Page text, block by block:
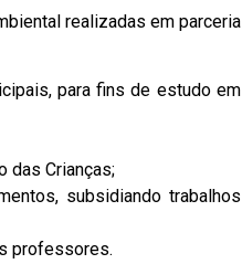
realizadas em parceria
para fins de estudo em
das Crianças;
subsidiando trabalhos
professores.